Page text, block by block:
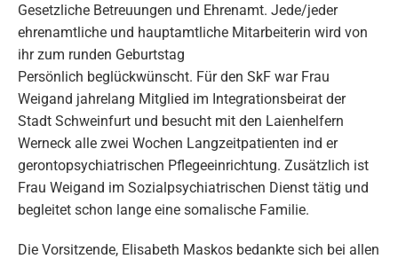
Gesetzliche Betreuungen und Ehrenamt. Jede/jeder
ehrenamtliche und hauptamtliche Mitarbeiterin wird von
ihr zum runden Geburtstag
Persönlich beglückwünscht. Für den SkF war Frau
Weigand jahrelang Mitglied im Integrationsbeirat der
Stadt Schweinfurt und besucht mit den Laienhelfern
Werneck alle zwei Wochen Langzeitpatienten ind er
gerontopsychiatrischen Pflegeeinrichtung. Zusätzlich ist
Frau Weigand im Sozialpsychiatrischen Dienst tätig und
begleitet schon lange eine somalische Familie.
Die Vorsitzende, Elisabeth Maskos bedankte sich bei allen